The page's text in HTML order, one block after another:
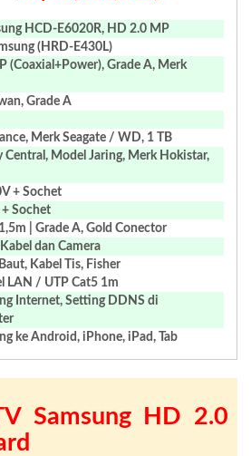
HCD-E6020R, HD 2.0 MP
(HRD-E430L)
(Coaxial+Power), Grade A, Merk
Grade A
Merk Seagate / WD, 1 TB
Central, Model Jaring, Merk Hokistar,
+ Sochet
+ Sochet
| Grade A, Gold Conector
dan Camera
Kabel Tis, Fisher
LAN / UTP Cat5 1m
Internet, Setting DDNS di
ke Android, iPhone, iPad, Tab
Samsung HD 2.0